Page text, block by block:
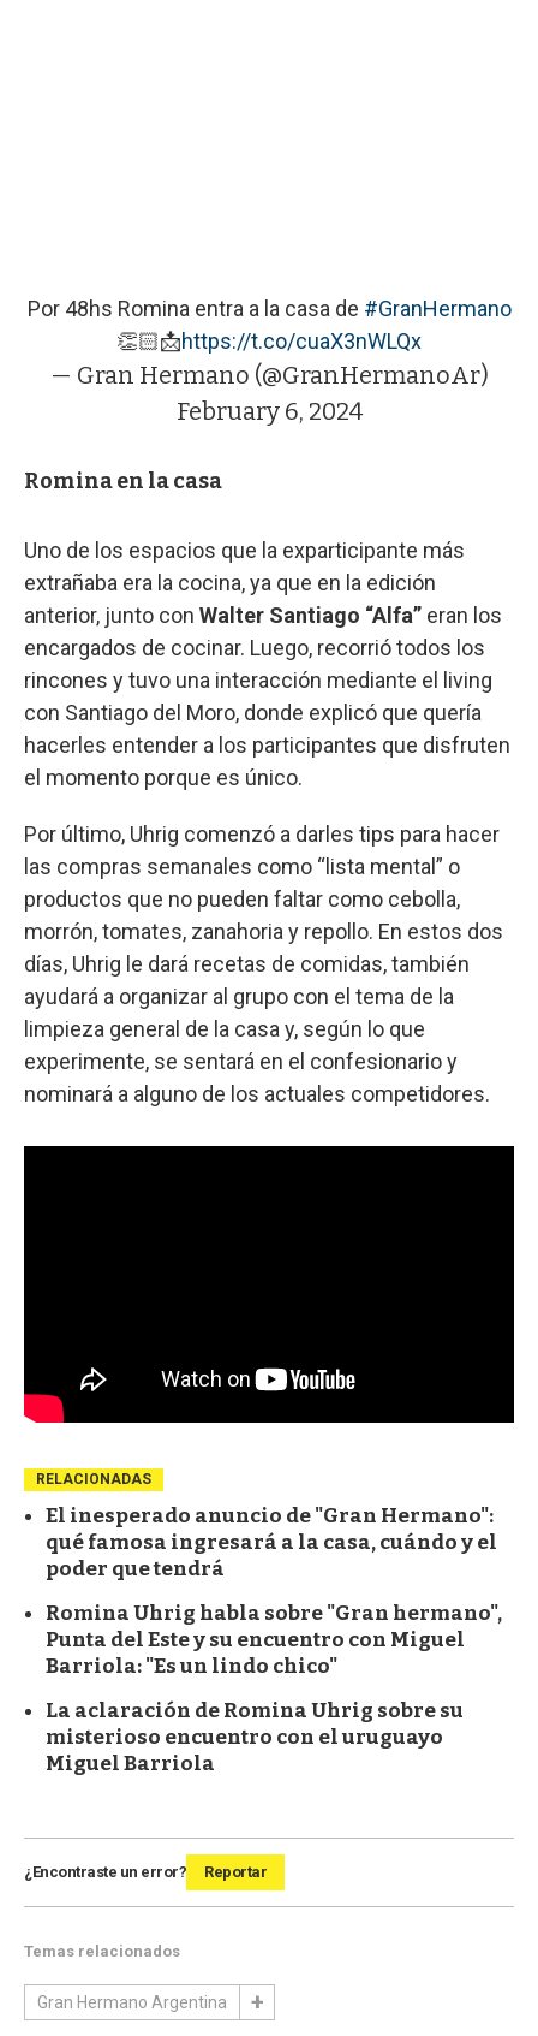
Por 48hs Romina entra a la casa de #GranHermano
👏🏻📩https://t.co/cuaX3nWLQx
— Gran Hermano (@GranHermanoAr)
February 6, 2024
Romina en la casa
Uno de los espacios que la exparticipante más
extrañaba era la cocina, ya que en la edición
anterior, junto con Walter Santiago “Alfa” eran los
encargados de cocinar. Luego, recorrió todos los
rincones y tuvo una interacción mediante el living
con Santiago del Moro, donde explicó que quería
hacerles entender a los participantes que disfruten
el momento porque es único.
Por último, Uhrig comenzó a darles tips para hacer
las compras semanales como “lista mental” o
productos que no pueden faltar como cebolla,
morrón, tomates, zanahoria y repollo. En estos dos
días, Uhrig le dará recetas de comidas, también
ayudará a organizar al grupo con el tema de la
limpieza general de la casa y, según lo que
experimente, se sentará en el confesionario y
nominará a alguno de los actuales competidores.
RELACIONADAS
El inesperado anuncio de "Gran Hermano":
qué famosa ingresará a la casa, cuándo y el
poder que tendrá
Romina Uhrig habla sobre "Gran hermano",
Punta del Este y su encuentro con Miguel
Barriola: "Es un lindo chico"
La aclaración de Romina Uhrig sobre su
misterioso encuentro con el uruguayo
Miguel Barriola
¿Encontraste un error? Reportar
Temas relacionados
Gran Hermano Argentina